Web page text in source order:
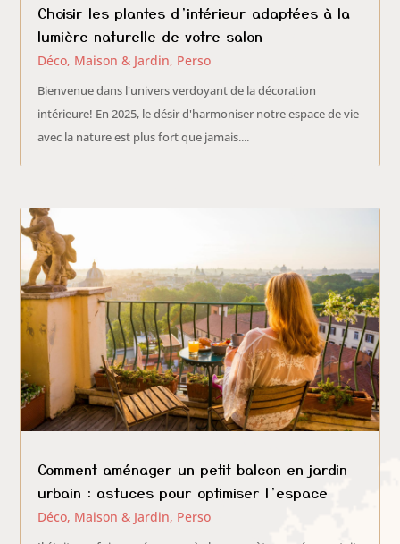
Choisir les plantes d’intérieur adaptées à la
lumière naturelle de votre salon
Déco, Maison & Jardin, Perso
Bienvenue dans l'univers verdoyant de la décoration
intérieure! En 2025, le désir d'harmoniser notre espace de vie
avec la nature est plus fort que jamais....
Comment aménager un petit balcon en jardin
urbain : astuces pour optimiser l’espace
Déco, Maison & Jardin, Perso